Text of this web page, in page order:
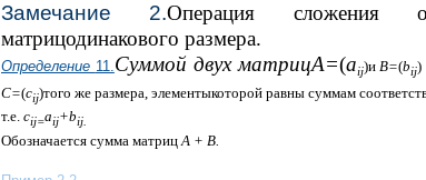
Замечание 2.Операция сложения
матрицодинакового размера.
Определение 11.Суммой двух матрицА=(аij)иВ=(bij)
С=(сij)того же размера, элементыкоторой равны суммам
т.е. сij=aij+bij.
Обозначается сумма матриц А + В.